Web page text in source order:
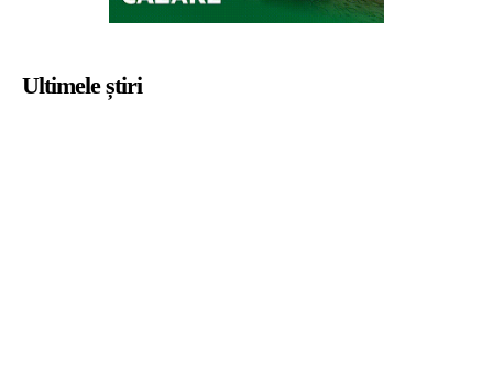
Ultimele știri